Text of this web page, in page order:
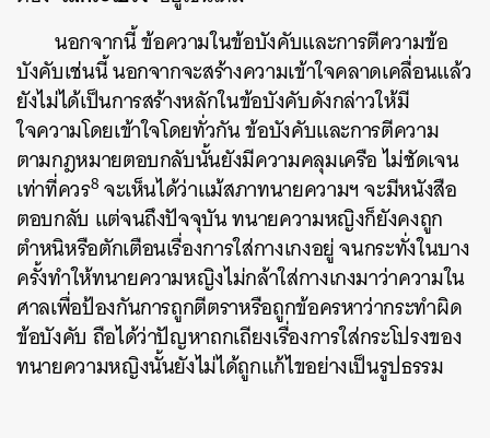
นอกจากนี้ ข้อความในข้อบังคับและการตีความข้อ
บังคับเช่นนี้ นอกจากจะสร้างความเข้าใจคลาดเคลื่อนแล้ว
ยังไม่ได้เป็นการสร้างหลักในข้อบังคับดังกล่าวให้มี
ใจความโดยเข้าใจโดยทั่วกัน ข้อบังคับและการตีความ
ตามกฎหมายตอบกลับนั้นยังมีความคลุมเครือ ไม่ชัดเจน
เท่าที่ควร8 จะเห็นได้ว่าแม้สภาทนายความฯ จะมีหนังสือ
ตอบกลับ แต่จนถึงปัจจุบัน ทนายความหญิงก็ยังคงถูก
ตำหนิหรือตักเตือนเรื่องการใส่กางเกงอยู่ จนกระทั่งในบาง
ครั้งทำให้ทนายความหญิงไม่กล้าใส่กางเกงมาว่าความใน
ศาลเพื่อป้องกันการถูกตีตราหรือถูกข้อครหาว่ากระทำผิด
ข้อบังคับ ถือได้ว่าปัญหาถกเถียงเรื่องการใส่กระโปรงของ
ทนายความหญิงนั้นยังไม่ได้ถูกแก้ไขอย่างเป็นรูปธรรม